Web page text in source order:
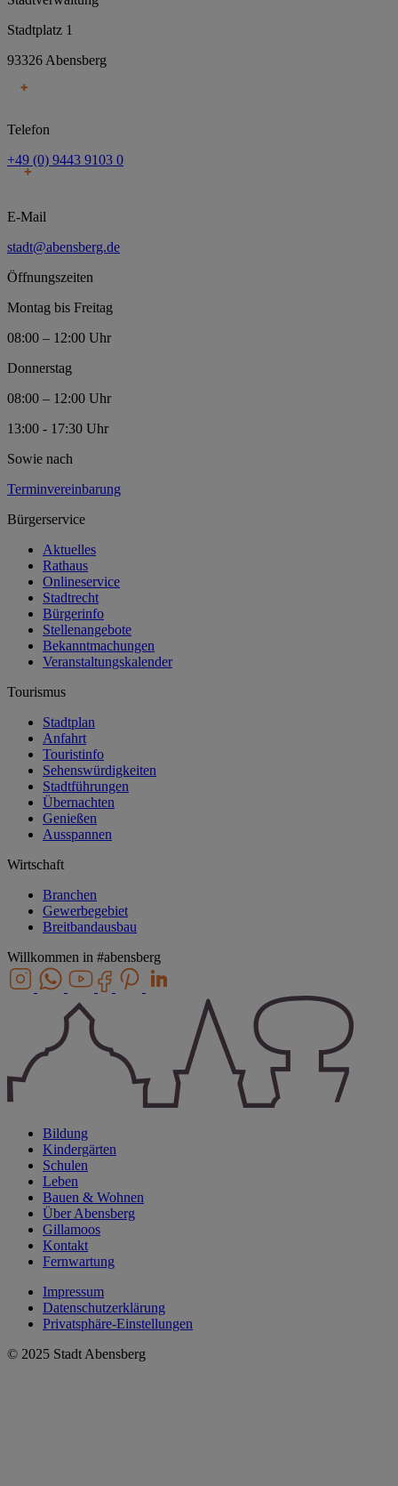
Stadtplatz 1
93326 Abensberg
Telefon
+49 (0) 9443 9103 0
E-Mail
stadt@abensberg.de
Öffnungszeiten
Montag bis Freitag
08:00 – 12:00 Uhr
Donnerstag
08:00 – 12:00 Uhr
13:00 - 17:30 Uhr
Sowie nach
Terminvereinbarung
Bürgerservice
Aktuelles
Rathaus
Onlineservice
Stadtrecht
Bürgerinfo
Stellenangebote
Bekanntmachungen
Veranstaltungskalender
Tourismus
Stadtplan
Anfahrt
Touristinfo
Sehenswürdigkeiten
Stadtführungen
Übernachten
Genießen
Ausspannen
Wirtschaft
Branchen
Gewerbegebiet
Breitbandausbau
Willkommen in #abensberg
Bildung
Kindergärten
Schulen
Leben
Bauen & Wohnen
Über Abensberg
Gillamoos
Kontakt
Fernwartung
Impressum
Datenschutzerklärung
Privatsphäre-Einstellungen
© 2025 Stadt Abensberg